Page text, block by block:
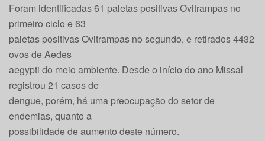
Foram identificadas 61 paletas positivas Ovitrampas no
primeiro ciclo e 63
paletas positivas Ovitrampas no segundo, e retirados 4432
ovos de Aedes
aegypti do meio ambiente. Desde o início do ano Missal
registrou 21 casos de
dengue, porém, há uma preocupação do setor de
endemias, quanto a
possibilidade de aumento deste número.